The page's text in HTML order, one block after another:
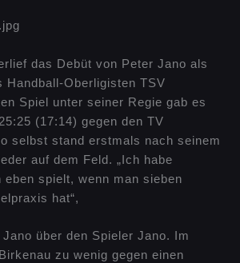
das Debüt von Peter Jano als
Handball-Oberligisten TSV
Spiel unter seiner Regie gab es
(17:14) gegen den TV
selbst stand erstmals nach seinem
auf dem Feld. „Ich habe
eben spielt, wenn man sieben
hat“,
über den Spieler Jano. Im
zu wenig gegen einen